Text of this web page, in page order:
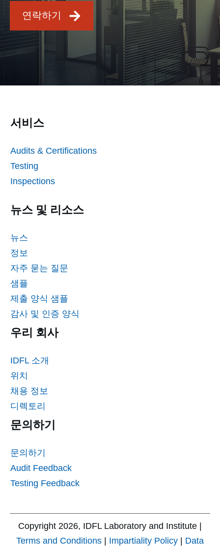
연락하기
서비스
Audits & Certifications
Testing
Inspections
뉴스 및 리소스
뉴스
정보
자주 묻는 질문
샘플
제출 양식 샘플
감사 및 인증 양식
우리 회사
IDFL 소개
위치
채용 정보
디렉토리
문의하기
문의하기
Audit Feedback
Testing Feedback
Copyright 2026, IDFL Laboratory and Institute |
Terms and Conditions
Impartiality Policy
Data